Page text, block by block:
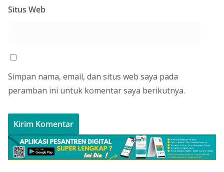
Situs Web
Simpan nama, email, dan situs web saya pada
peramban ini untuk komentar saya berikutnya.